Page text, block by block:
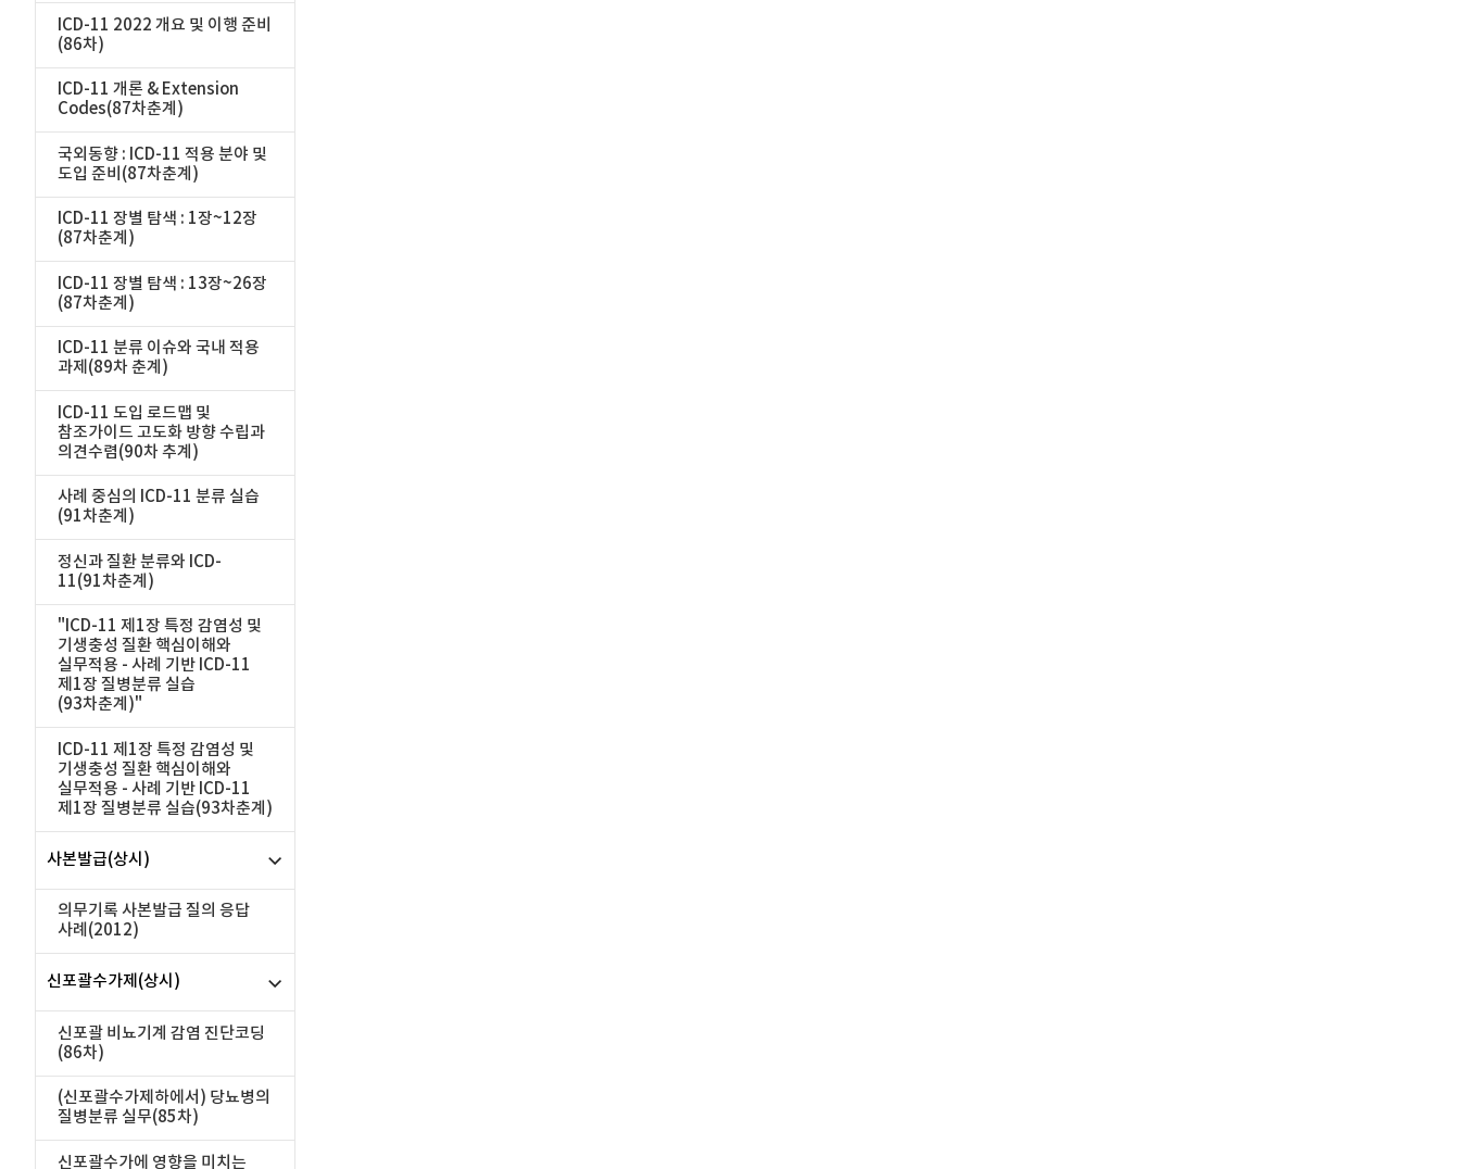
ICD-11 2022 개요 및 이행 준비
(86차)
ICD-11 개론 & Extension
Codes(87차춘계)
국외동향 : ICD-11 적용 분야 및
도입 준비(87차춘계)
ICD-11 장별 탐색 : 1장~12장
(87차춘계)
ICD-11 장별 탐색 : 13장~26장
(87차춘계)
ICD-11 분류 이슈와 국내 적용
과제(89차 춘계)
ICD-11 도입 로드맵 및
참조가이드 고도화 방향 수립과
의견수렴(90차 추계)
사례 중심의 ICD-11 분류 실습
(91차춘계)
정신과 질환 분류와 ICD-
11(91차춘계)
"ICD-11 제1장 특정 감염성 및
기생충성 질환 핵심이해와
실무적용 - 사례 기반 ICD-11
제1장 질병분류 실습
(93차춘계)"
ICD-11 제1장 특정 감염성 및
기생충성 질환 핵심이해와
실무적용 - 사례 기반 ICD-11
제1장 질병분류 실습(93차춘계)
사본발급(상시)
의무기록 사본발급 질의 응답
사례(2012)
신포괄수가제(상시)
신포괄 비뇨기계 감염 진단코딩
(86차)
(신포괄수가제하에서) 당뇨병의
질병분류 실무(85차)
신포괄수가에 영향을 미치는